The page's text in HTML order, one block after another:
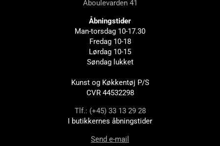
Åboulevarden 41
Åbningstider
Man-torsdag 10-17.30
Fredag 10-18
Lørdag 10-15
Søndag lukket
Kunst og Køkkentøj P/S
CVR 44532298
Tlf.: (+45) 33 13 29 28
I butikkernes åbningstider
Send e-mail